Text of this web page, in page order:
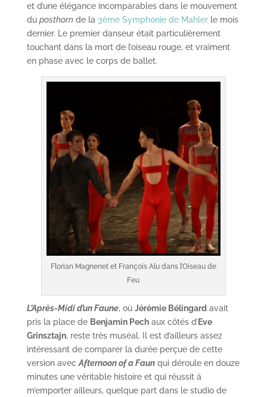
et d’une élégance incomparables dans le mouvement
du posthornde la 3ème Symphonie de Mahlerle mois
dernier. Le premier danseur était particulièrement
touchant dans la mort de l’oiseau rouge, et vraiment
en phase avec le corps de ballet.
Florian Magnenet et François Alu dans l’Oiseau de
Feu
L’Après-Midi d’un Faune, où Jérémie Bélingardavait
pris la place de Benjamin Pechaux côtés d’Eve
Grinsztajn, reste très muséal. Il est d’ailleurs assez
intéressant de comparer la durée perçue de cette
version avecAfternoon of a Faunqui déroule en douze
minutes une véritable histoire et qui réussit à
m’emporter ailleurs, quelque part dans le studio de